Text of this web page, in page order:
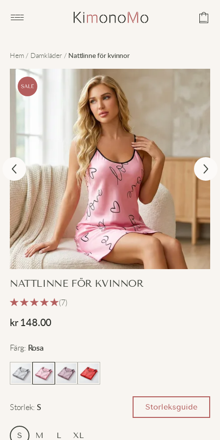
Open main menu
Hem/ Damkläder/ Nattlinne för kvinnor
NATTLINNE FÖR KVINNOR
(7)
kr 148.00
Färg: Rosa
Storlek: S Storleksguide
S M L XL